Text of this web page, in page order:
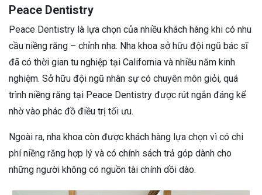
Peace Dentistry
Peace Dentistry là lựa chọn của nhiều khách hàng khi có nhu
cầu niềng răng – chỉnh nha. Nha khoa sở hữu đội ngũ bác sĩ
đã có thời gian tu nghiệp tại California và nhiều năm kinh
nghiệm. Sở hữu đội ngũ nhân sự có chuyên môn giỏi, quá
trình niềng răng tại Peace Dentistry được rút ngắn đáng kể
nhờ vào phác đồ điều trị tối ưu.
Ngoài ra, nha khoa còn được khách hàng lựa chọn vì có chi
phí niềng răng hợp lý và có chính sách trả góp dành cho
những người không có nguồn tài chính dồi dào.